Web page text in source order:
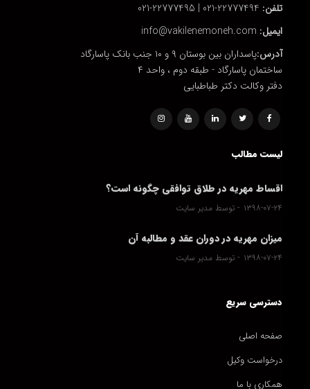
تلفن:
ایمیل:
آدرس:پاسداران بین بوستان ۹ و ۱۰ جنب بانک پاسارگاد
ساختمان پاسارگاد - طبقه دوم ، واحد ۴
دفتر وکالت دکتر طباطبایی
لیست مطالب
اقساط مهریه در طلاق توافقی چگونه است؟
۱۳۹۸-۰۷-۲۴ توسط مدیر سایت
میزان مهریه در دوران عقد و مطالبه آن
۱۳۹۸-۰۷-۲۴ توسط مدیر سایت
دسترسی سریع
صفحه اصلی
درخواست وکیل
همکاری با ما